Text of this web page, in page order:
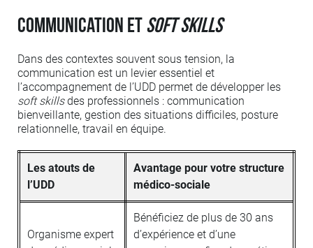
Communication etsoft skills
Dans des contextes souvent sous tension, la
communication est un levier essentiel et
l’accompagnement de l’UDD permet de développer les
soft skillsdes professionnels : communication
bienveillante, gestion des situations difficiles, posture
relationnelle, travail en équipe.
Les atouts de
l’UDD
Avantage pour votre structure
médico-sociale
Organisme expert
Bénéficiez de plus de 30 ans
d’expérience et d’une